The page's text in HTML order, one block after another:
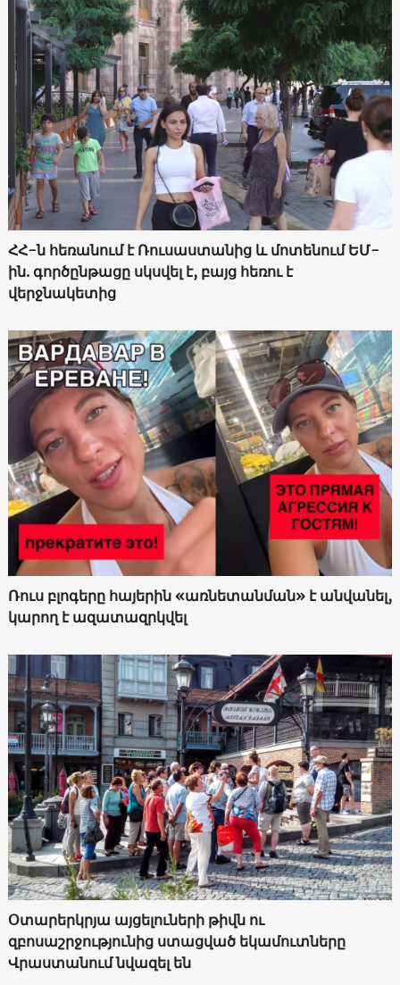
ՀՀ-ն հեռանում է Ռուսաստանից և մոտենում ԵՄ-
ին. գործընթացը սկսվել է, բայց հեռու է
վերջնակետից
Ռուս բլոգերը հայերին «առնետանման» է անվանել,
կարող է ազատազրկվել
Օտարերկրյա այցելուների թիվն ու
զբոսաշրջությունից ստացված եկամուտները
Վրաստանում նվազել են